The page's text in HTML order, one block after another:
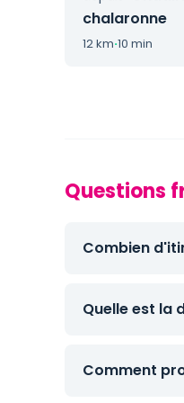
chalaronne
12 km·10 min
Questions
Combien
Quelle est la
Comment